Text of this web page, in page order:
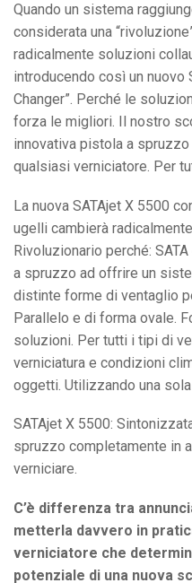
Quando un sistema
considerata una
radicalmente soluzioni
introducendo così un nuovo
Changer”. Perché le
forza le migliori. Il nostro
innovativa pistola a
qualsiasi verniciatore. Per
La nuova SATAjet X 5500
ugelli cambierà
Rivoluzionario perché:
a spruzzo ad offrire un
distinte forme di ventaglio
Parallelo e di forma ovale.
soluzioni. Per tutti i tipi di
verniciatura e condizioni
oggetti. Utilizzando una
SATAjet X 5500:
spruzzo completamente in
verniciare.
C’è differenza tra
metterla davvero in
verniciatore che
potenziale di una nuova